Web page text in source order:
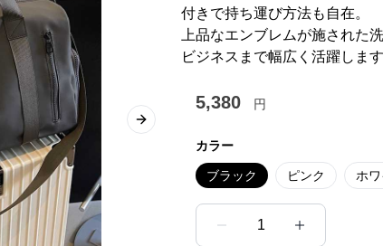
Next slide
付きで持ち運び方法も自在。
上品なエンブレムが施された
ビジネスまで幅広く活躍します
5,380 円
カラー
ブラック ピンク ホワ
1